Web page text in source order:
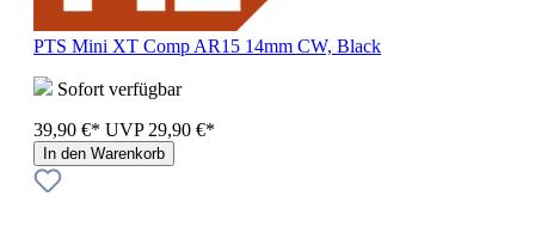
PTS Mini XT Comp AR15 14mm CW, Black
Sofort verfügbar
39,90 €* UVP 29,90 €*
In den Warenkorb